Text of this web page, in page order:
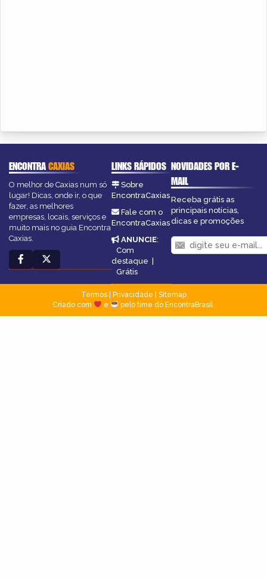
ENCONTRACAXIAS
O melhor de Caxias num só
lugar! Dicas, onde ir, o que
fazer, as melhores
empresas, locais, serviços e
muito mais no guia Encontra
Caxias.
LINKS RÁPIDOS
Sobre
EncontraCaxias
Fale com o
EncontraCaxias
ANUNCIE:
Com
destaque |
Grátis
NOVIDADES POR E-
MAIL
Receba grátis as
principais notícias,
dicas e promoções
Termos| Privacidade
Sitemap
Criado com
e pelo time do EncontraBrasil